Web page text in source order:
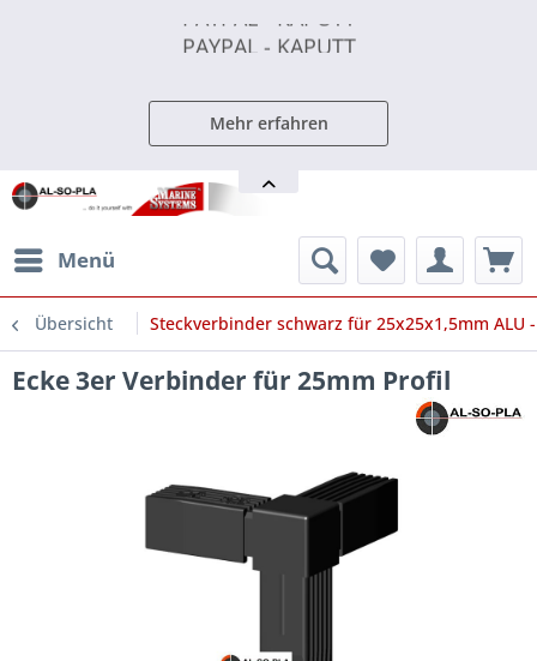
PAYPAL - KAPUTT
Mehr erfahren
Menü
Übersicht Steckverbinder schwarz für 25x25x1,5mm ALU
Ecke 3er Verbinder für 25mm Profil